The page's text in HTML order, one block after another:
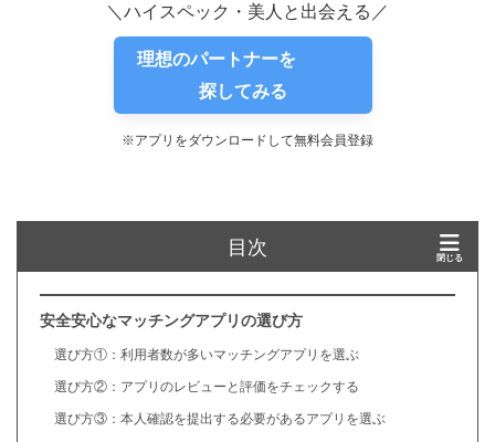
＼ハイスペック・美人と出会える／
理想のパートナーを
探してみる
※アプリをダウンロードして無料会員登録
目次
安全安心なマッチングアプリの選び方
選び方①：利用者数が多いマッチングアプリを選ぶ
選び方②：アプリのレビューと評価をチェックする
選び方③：本人確認を提出する必要があるアプリを選ぶ